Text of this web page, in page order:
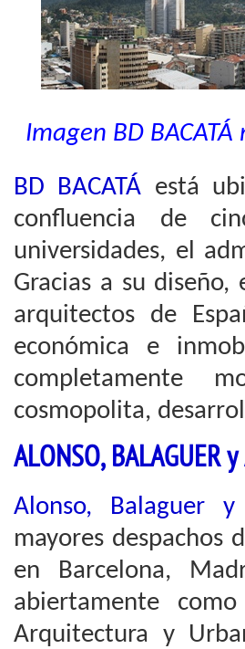
Imagen BD
BD BACATÁ está
confluencia de
universidades, el
Gracias a su
arquitectos de
económica e
completamente
cosmopolita,
ALONSO, BALAGUER
Alonso, Balaguer y
mayores despachos
en Barcelona,
abiertamente
Arquitectura y